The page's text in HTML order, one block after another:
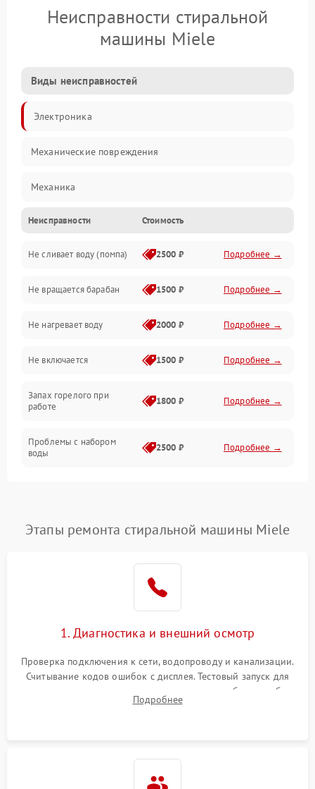
Неисправности стиральной
машины Miele
Виды неисправностей
Электроника
Механические повреждения
Механика
Электропитание
Водоснабжение
Слив
Программное обеспечение
Неисправности Стоимость
Не сливает воду (помпа) 2500 ₽ Подробнее →
Не вращается барабан 1500 ₽ Подробнее →
Не нагревает воду 2000 ₽ Подробнее →
Не включается 1500 ₽ Подробнее →
Запах горелого при
работе
1800 ₽ Подробнее →
Проблемы с набором
воды
2500 ₽ Подробнее →
Замена платы управления Подробнее →
Этапы ремонта стиральной машины Miele
1. Диагностика и внешний осмотр
Проверка подключения к сети, водопроводу и канализации.
Считывание кодов ошибок с дисплея. Тестовый запуск для
выявления посторонних шумов, протечек или сбоев в работе
электронного модуля управления.
Подробнее